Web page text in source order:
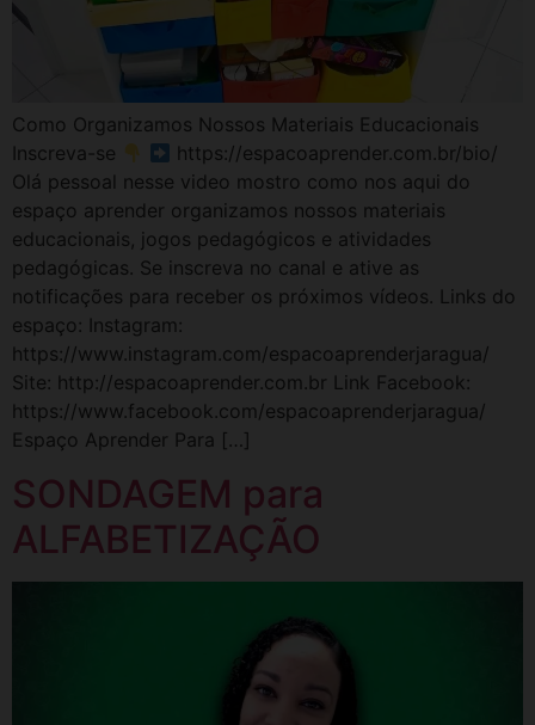
Como Organizamos Nossos Materiais Educacionais
Inscreva-se
https://espacoaprender.com.br/bio/
Olá pessoal nesse video mostro como nos aqui do
espaço aprender organizamos nossos materiais
educacionais, jogos pedagógicos e atividades
pedagógicas. Se inscreva no canal e ative as
notificações para receber os próximos vídeos. Links do
espaço: Instagram:
https://www.instagram.com/espacoaprenderjaragua/
Site: http://espacoaprender.com.br Link Facebook:
https://www.facebook.com/espacoaprenderjaragua/
Espaço Aprender Para […]
SONDAGEM para
ALFABETIZAÇÃO